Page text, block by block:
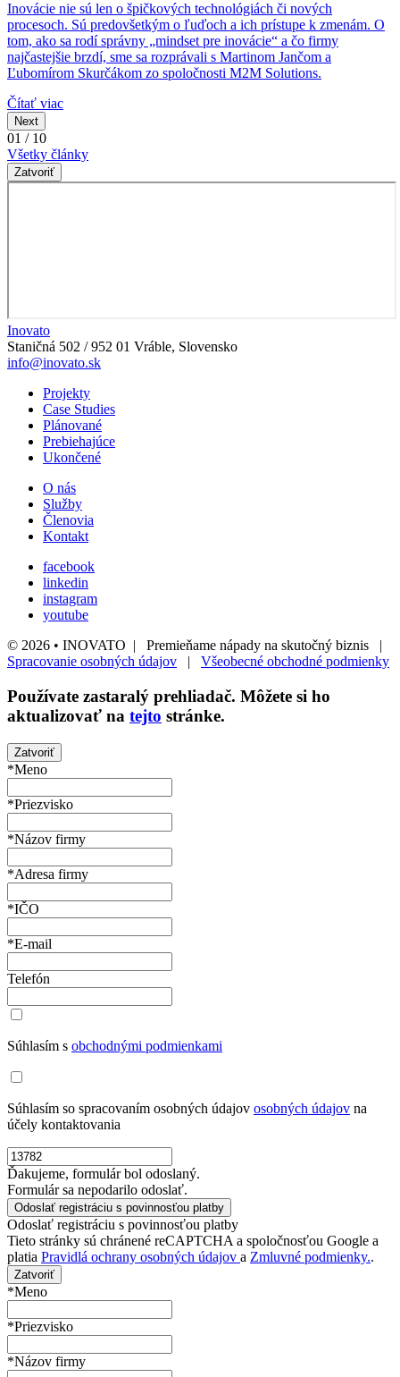
Inovácie nie sú len o špičkových technológiách či nových
procesoch. Sú predovšetkým o ľuďoch a ich prístupe k zmenám. O
tom, ako sa rodí správny „mindset pre inovácie“ a čo firmy
najčastejšie brzdí, sme sa rozprávali s Martinom Jančom a
Ľubomírom Skurčákom zo spoločnosti M2M Solutions.
Čítať viac
Next
01 / 10
Všetky články
Zatvoriť
Inovato
Staničná 502 / 952 01 Vráble, Slovensko
info@inovato.sk
Projekty
Case Studies
Plánované
Prebiehajúce
Ukončené
O nás
Služby
Členovia
Kontakt
facebook
linkedin
instagram
youtube
© 2026 • INOVATO | Premieňame nápady na skutočný biznis |
Spracovanie osobných údajov | Všeobecné obchodné podmienky
Používate zastaralý prehliadač. Môžete si ho
aktualizovať na tejto stránke.
Zatvoriť
*Meno
*Priezvisko
*Názov firmy
*Adresa firmy
*IČO
*E-mail
Telefón
Súhlasím s obchodnými podmienkami
Súhlasím so spracovaním osobných údajov osobných údajov na
účely kontaktovania
Ďakujeme, formulár bol odoslaný.
Formulár sa nepodarilo odoslať.
Odoslať registráciu s povinnosťou platby
Tieto stránky sú chránené reCAPTCHA a spoločnosťou Google a
platia Pravidlá ochrany osobných údajov a Zmluvné podmienky..
Zatvoriť
*Meno
*Priezvisko
*Názov firmy